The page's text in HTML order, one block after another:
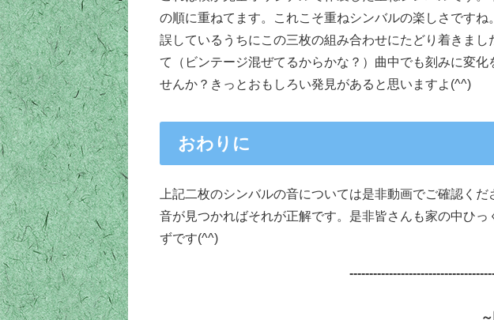
の順に重ねてます。これこそ重ねシンバルの楽しさです
誤しているうちにこの三枚の組み合わせにたどり着きま
て（ビンテージ混ぜてるからかな？）曲中でも刻みに変
せんか？きっとおもしろい発見があると思いますよ(^^)
おわりに
上記二枚のシンバルの音については是非動画でご確認く
音が見つかればそれが正解です。是非皆さんも家の中ひ
ずです(^^)